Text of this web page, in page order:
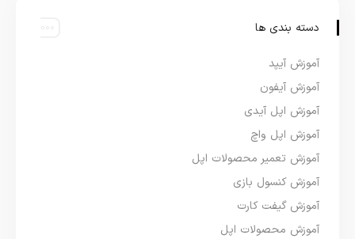
دسته بندی ها
آموزش آیپد
آموزش آیفون
آموزش اپل آیدی
آموزش اپل واچ
آموزش تعمیر محصولات اپل
آموزش کنسول بازی
آموزش گیفت کارت
آموزش محصولات اپل